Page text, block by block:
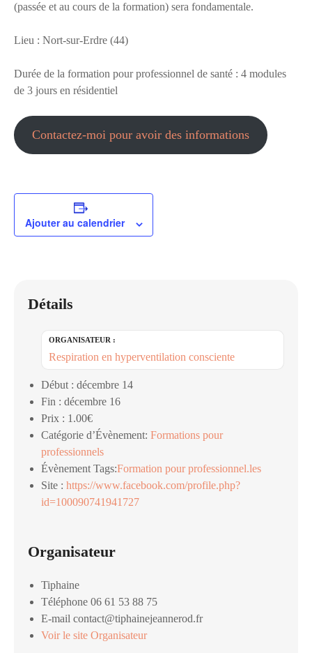
(passée et au cours de la formation) sera fondamentale.
Lieu : Nort-sur-Erdre (44)
Durée de la formation pour professionnel de santé : 4 modules
de 3 jours en résidentiel
Contactez-moi pour avoir des informations
Ajouter au calendrier
Détails
ORGANISATEUR :
Respiration en hyperventilation consciente
Début : décembre 14
Fin : décembre 16
Prix : 1.00€
Catégorie d’Évènement: Formations pour
professionnels
Évènement Tags:Formation pour professionnel.les
Site : https://www.facebook.com/profile.php?
id=100090741941727
Organisateur
Tiphaine
Téléphone06 61 53 88 75
E-mailcontact@tiphainejeannerod.fr
Voir le site Organisateur